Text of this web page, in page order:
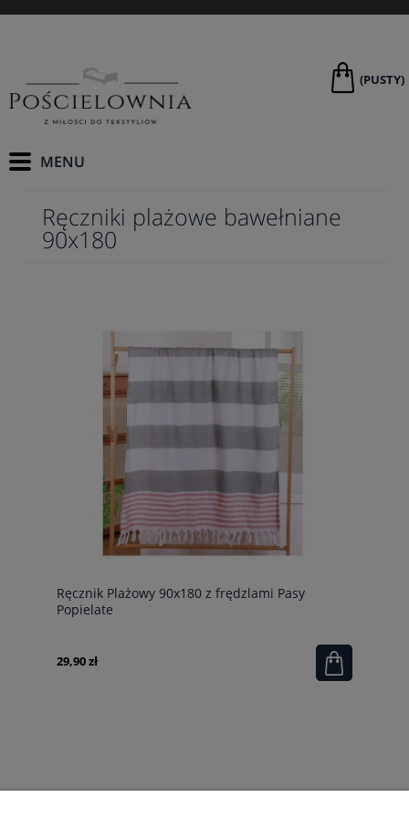
(PUSTY)
Ręczniki plażowe bawełniane
90x180
Ręcznik Plażowy 90x180 z frędzlami Pasy
Popielate
29,90 zł